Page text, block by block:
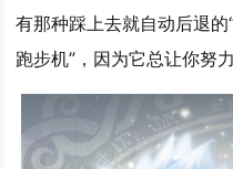
有那种踩上去就自动后退
跑步机”，因为它总让你努